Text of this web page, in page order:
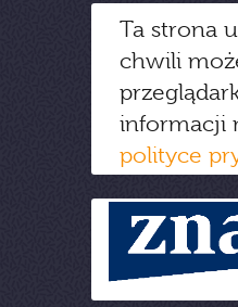
Ta strona
chwili
informacji
polityce